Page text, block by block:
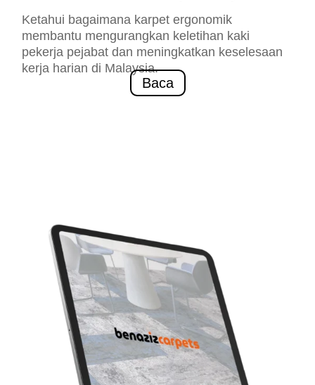
Ketahui bagaimana karpet ergonomik
membantu mengurangkan keletihan kaki
pekerja pejabat dan meningkatkan keselesaan
kerja harian di Malaysia.
Baca